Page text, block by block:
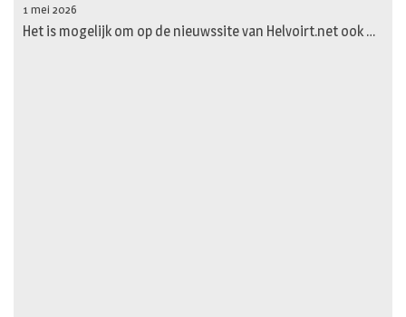
1 mei 2026
Het is mogelijk om op de nieuwssite van Helvoirt.net ook …